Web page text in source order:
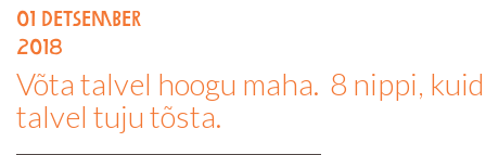
01 detsember
2018
Võta talvel hoogu maha. 8 nippi,
talvel tuju tõsta.